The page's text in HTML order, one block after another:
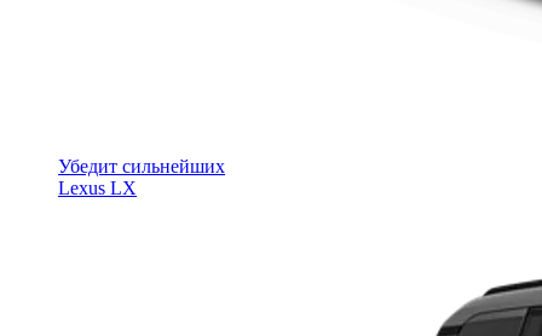
Убедит сильнейших
Lexus LX